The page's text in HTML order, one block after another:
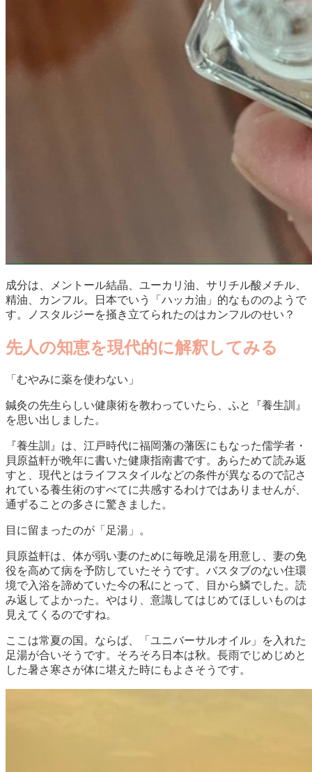
成分は、メントール結晶、ユーカリ油、サリチル酸メチル、
精油、カンフル。日本でいう「ハッカ油」的なもののようで
す。ノスタルジーを掻き立てられたのはカンフルのせい？
先人の知恵を現代的に解釈してみる
「むやみに薬を使わない」
鍼灸の先生らしい健康術を教わっていたら、ふと『養生訓』
を思い出しました。
『養生訓』は、江戸時代に福岡藩の藩医にもなった儒学者・
貝原益軒が晩年に書いた健康指南書です。あらためて読み返
すと、現代とはライフスタイルなどの条件が異なるので記さ
れている養生術のすべてに共感するわけではありませんが、
通ずることの多さに驚きました。
目に留まったのが「足湯」。
貝原益軒は、体が弱い妻のために毎晩足湯を用意し、妻の免
役を高めて病を予防していたそうです。バスタブのない住環
境で入浴を諦めていた今の私にとって、目から鱗でした。読
み返してよかった。やはり、意識してはじめてほしいものは
見えてくるのですね。
ここは常夏の国。ならば、「ユニバーサルオイル」を入れた
足湯が合いそうです。そろそろ日本は秋。長雨でじめじめと
した暑さ寒さが体に堪えた時にもよさそうです。